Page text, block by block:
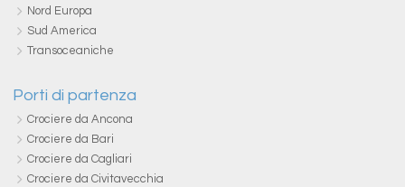
Nord Europa
Sud America
Transoceaniche
Porti di partenza
Crociere da Ancona
Crociere da Bari
Crociere da Cagliari
Crociere da Civitavecchia